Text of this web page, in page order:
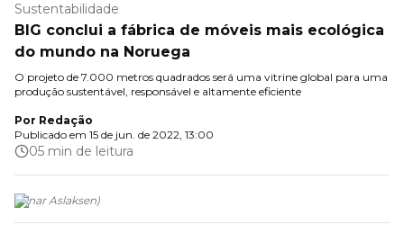
Sustentabilidade
BIG conclui a fábrica de móveis mais ecológica
do mundo na Noruega
O projeto de 7.000 metros quadrados será uma vitrine global para uma
produção sustentável, responsável e altamente eficiente
Por Redação
Publicado em 15 de jun. de 2022, 13:00
05 min de leitura
(Einar Aslaksen)